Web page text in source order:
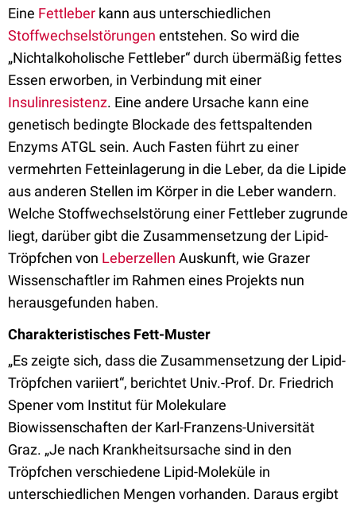
Eine Fettleber kann aus unterschiedlichen
Stoffwechselstörungen entstehen. So wird die
„Nichtalkoholische Fettleber“ durch übermäßig fettes
Essen erworben, in Verbindung mit einer
Insulinresistenz. Eine andere Ursache kann eine
genetisch bedingte Blockade des fettspaltenden
Enzyms ATGL sein. Auch Fasten führt zu einer
vermehrten Fetteinlagerung in die Leber, da die Lipide
aus anderen Stellen im Körper in die Leber wandern.
Welche Stoffwechselstörung einer Fettleber zugrunde
liegt, darüber gibt die Zusammensetzung der Lipid-
Tröpfchen von Leberzellen Auskunft, wie Grazer
Wissenschaftler im Rahmen eines Projekts nun
herausgefunden haben.
Charakteristisches Fett-Muster
„Es zeigte sich, dass die Zusammensetzung der Lipid-
Tröpfchen variiert“, berichtet Univ.-Prof. Dr. Friedrich
Spener vom Institut für Molekulare
Biowissenschaften der Karl-Franzens-Universität
Graz. „Je nach Krankheitsursache sind in den
Tröpfchen verschiedene Lipid-Moleküle in
unterschiedlichen Mengen vorhanden. Daraus ergibt